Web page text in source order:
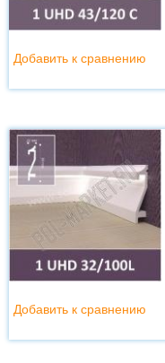
Добавить к сравнению
Добавить к сравнению